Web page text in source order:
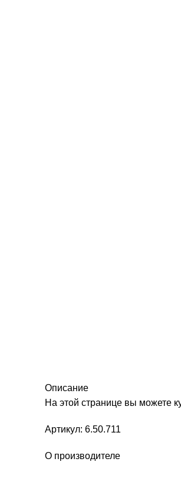
Описание
На этой странице вы можете
Артикул: 6.50.711
О производителе